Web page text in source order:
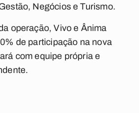
Negócios e Turismo.
operação, Vivo e Ânima
de participação na nova
com equipe própria e